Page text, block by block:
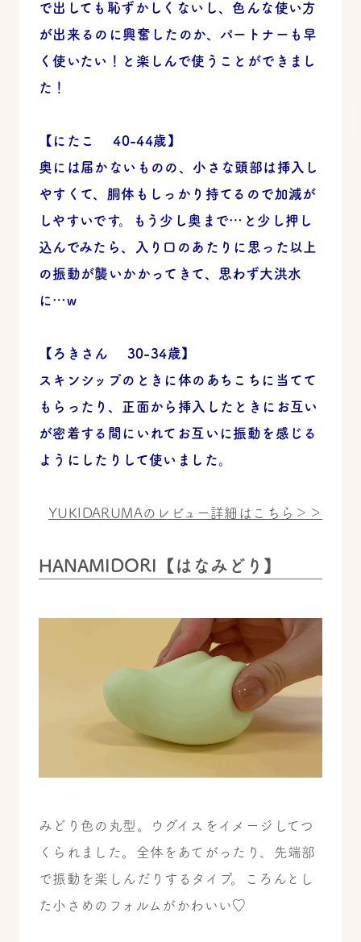
で出しても恥ずかしくないし、色んな使い方
が出来るのに興奮したのか、パートナーも早
く使いたい！と楽しんで使うことができまし
た！
【にたこ 40-44歳】
奥には届かないものの、小さな頭部は挿入し
やすくて、胴体もしっかり持てるので加減が
しやすいです。もう少し奥まで…と少し押し
込んでみたら、入り口のあたりに思った以上
の振動が襲いかかってきて、思わず大洪水
に…w
【ろきさん 30-34歳】
スキンシップのときに体のあちこちに当てて
もらったり、正面から挿入したときにお互い
が密着する間にいれてお互いに振動を感じる
ようにしたりして使いました。
YUKIDARUMAのレビュー詳細はこちら＞＞
HANAMIDORI【はなみどり】
みどり色の丸型。ウグイスをイメージしてつ
くられました。全体をあてがったり、先端部
で振動を楽しんだりするタイプ。ころんとし
た小さめのフォルムがかわいい♡